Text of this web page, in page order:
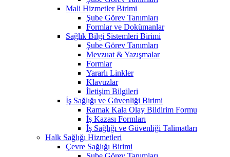
Mali Hizmetler Birimi
Şube Görev Tanımları
Formlar ve Dokümanlar
Sağlık Bilgi Sistemleri Birimi
Şube Görev Tanımları
Mevzuat & Yazışmalar
Formlar
Yararlı Linkler
Klavuzlar
İletişim Bilgileri
İş Sağlığı ve Güvenliği Birimi
Ramak Kala Olay Bildirim Formu
İş Kazası Formları
İş Sağlığı ve Güvenliği Talimatları
Halk Sağlığı Hizmetleri
Çevre Sağlığı Birimi